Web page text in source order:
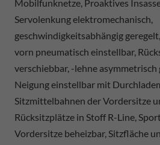
Mobilfunknetze, Proaktives
Servolenkung elektromechanisch,
geschwindigkeitsabhängig
vorn pneumatisch einstellbar,
verschiebbar, -lehne
Neigung einstellbar mit
Sitzmittelbahnen der Vordersitze
Rücksitzplätze in Stoff R-Line,
Vordersitze beheizbar, Sitzfläche